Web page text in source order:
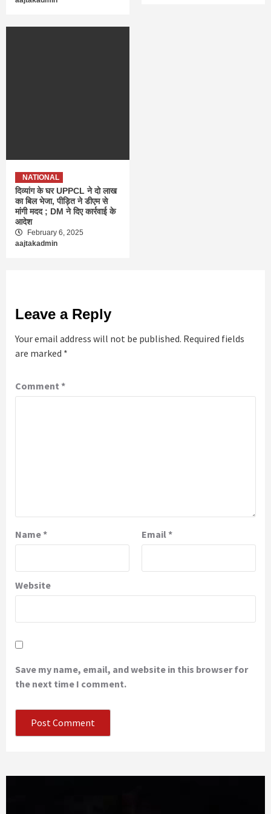
NATIONAL
दिव्यांग के घर UPPCL ने दो लाख
का बिल भेजा, पीड़ित ने डीएम से
मांगी मदद ; DM ने दिए कार्रवाई के
आदेश
February 6, 2025
aajtakadmin
Leave a Reply
Your email address will not be published. Required fields
are marked *
Comment *
Name* Email *
Website
Save my name, email, and website in this browser for
the next time I comment.